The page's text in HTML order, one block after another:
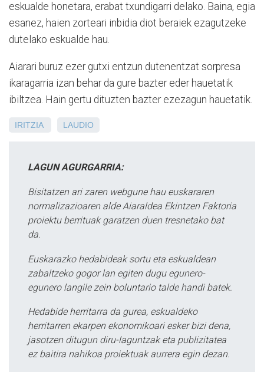
eskualde honetara, erabat txundigarri delako. Baina, egia
esanez, haien zorteari inbidia diot beraiek ezagutzeke
dutelako eskualde hau.
Aiarari buruz ezer gutxi entzun dutenentzat sorpresa
ikaragarria izan behar da gure bazter eder hauetatik
ibiltzea. Hain gertu dituzten bazter ezezagun hauetatik.
IRITZIA LAUDIO
LAGUN AGURGARRIA:
Bisitatzen ari zaren webgune hau euskararen
normalizazioaren alde Aiaraldea Ekintzen Faktoria
proiektu berrituak garatzen duen tresnetako bat
da.
Euskarazko hedabideak sortu eta eskualdean
zabaltzeko gogor lan egiten dugu egunero-
egunero langile zein boluntario talde handi batek.
Hedabide herritarra da gurea, eskualdeko
herritarren ekarpen ekonomikoari esker bizi dena,
jasotzen ditugun diru-laguntzak eta publizitatea
ez baitira nahikoa proiektuak aurrera egin dezan.